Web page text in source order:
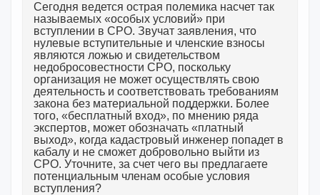
Сегодня ведется острая полемика насчет так
называемых «особых условий» при
вступлении в СРО. Звучат заявления, что
нулевые вступительные и членские взносы
являются ложью и свидетельством
недобросовестности СРО, поскольку
организация не может осуществлять свою
деятельность и соответствовать требованиям
закона без материальной поддержки. Более
того, «бесплатный вход», по мнению ряда
экспертов, может обозначать «платный
выход», когда кадастровый инженер попадет в
кабалу и не сможет добровольно выйти из
СРО. Уточните, за счет чего вы предлагаете
потенциальным членам особые условия
вступления?